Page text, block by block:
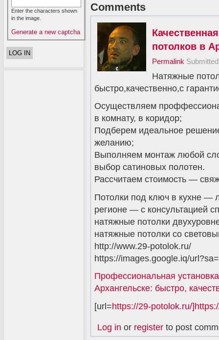
Enter the characters shown
in the image.
Generate a new captcha
Comments
потолков в
Permalink
Натяжные
быстро,качественно,с
Осуществляем
в комнату, в коридор;
Подберем идеальное
желанию;
Выполняем монтаж любой
выбор сатиновых полотен.
Рассчитаем стоимость —
Потолки под ключ в кухне —
регионе — с консультацией
натяжные потолки
натяжные потолки со
http://www.29-potolok.ru/
https://images.google.iq/
Профессиональная
Архангельске: быстро,
[url=https://29-potolok.ru/
Log in or register to post